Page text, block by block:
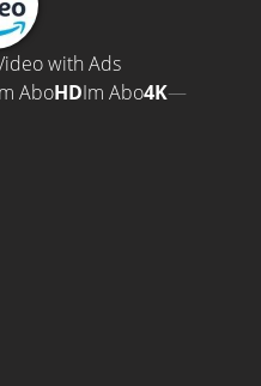
with Ads
AboHDIm Abo4K—